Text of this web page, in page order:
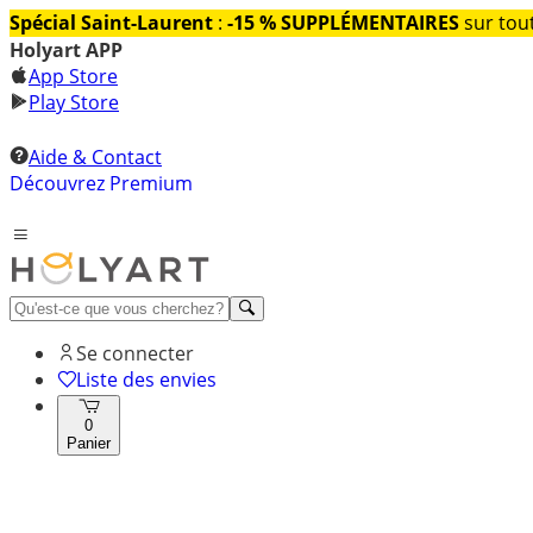
Spécial Saint-Laurent : -15 % SUPPLÉMENTAIRESsur
Holyart APP
App Store
Play Store
Aide & Contact
Découvrez Premium
Se connecter
Liste des envies
0
Panier